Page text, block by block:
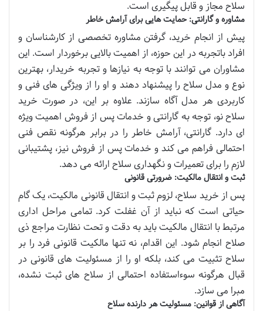
سلاح مجاز و قابل پیگیری است.
مشاوره و گارانتی: حمایت هایی برای آرامش خاطر
پیش از انجام خرید، گرفتن مشاوره تخصصی از کارشناسان و
افراد باتجربه در این حوزه، از اهمیت بالایی برخوردار است. این
مشاوران می توانند با توجه به نیازها و تجربه خریدار، بهترین
نوع و مدل سلاح را پیشنهاد دهند و او را از ویژگی های فنی و
کاربردی هر مدل آگاه سازند. علاوه بر این، در صورت خرید
سلاح نو، توجه به گارانتی و خدمات پس از فروش اهمیت ویژه
ای دارد. گارانتی، آرامش خاطر را در برابر هرگونه نقص فنی
احتمالی فراهم می کند و خدمات پس از فروش نیز، پشتیبانی
لازم را برای تعمیرات و نگهداری سلاح ارائه می دهد.
ثبت و انتقال مالکیت: ضرورتی قانونی
پس از خرید سلاح، لزوم ثبت و انتقال قانونی مالکیت، یک گام
حیاتی است که نباید از آن غفلت کرد. تمامی مراحل اداری
مرتبط با انتقال مالکیت باید به دقت و تحت نظارت مراجع ذی
صلاح انجام شود. این اقدام، نه تنها مالکیت قانونی فرد را بر
سلاح تثبیت می کند، بلکه او را از مسئولیت های قانونی در
قبال هرگونه سوءاستفاده احتمالی از سلاح های ثبت نشده،
مبرا می سازد.
آگاهی از قوانین: مسئولیت هر دارنده سلاح